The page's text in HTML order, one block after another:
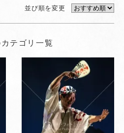
並び順を変更
テゴリ一覧